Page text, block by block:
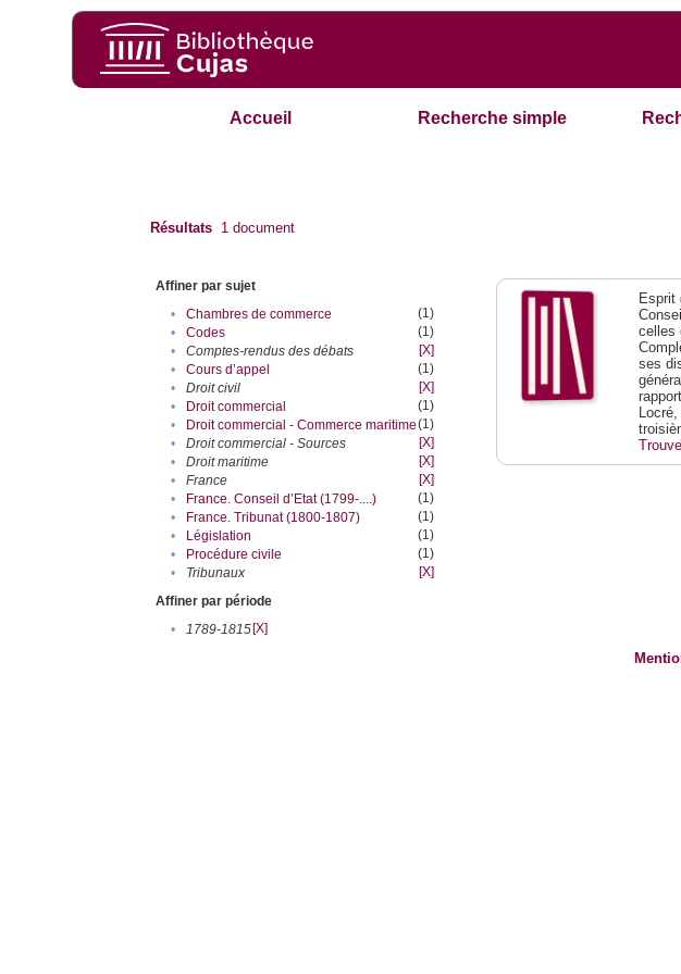
Accueil Recherche simple
Résultats 1 document
Affiner par sujet
•
Chambres de commerce
(1)
•
Codes
(1)
•
Comptes-rendus des débats
[X]
•
Cours d’appel
(1)
•
Droit civil
[X]
•
Droit commercial
(1)
•
Droit commercial - Commerce maritime(1)
•
Droit commercial - Sources
[X]
•
Droit maritime
[X]
•
France
[X]
•
France. Conseil d’Etat (1799-....)
(1)
•
France. Tribunat (1800-1807)
(1)
•
Législation
(1)
•
Procédure civile
(1)
•
Tribunaux
[X]
Affiner par période
•
1789-1815[X]
Esprit
celles
ses